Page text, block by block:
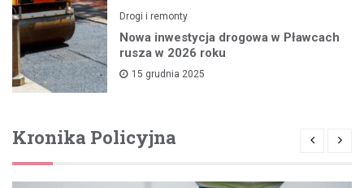
Drogi i remonty
Nowa inwestycja drogowa w Pławcach
rusza w 2026 roku
15 grudnia 2025
Kronika Policyjna